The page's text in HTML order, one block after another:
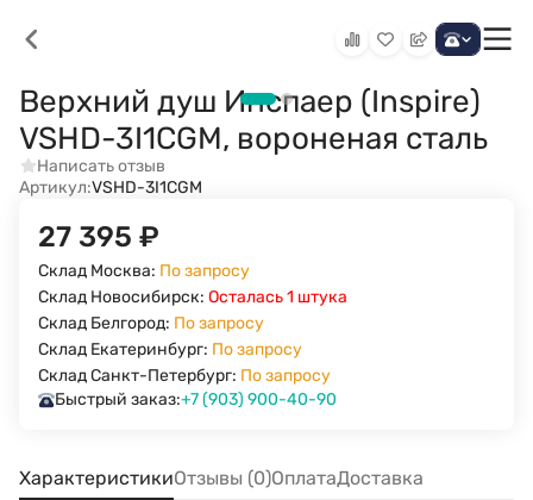
Верхний душ Инспаер (Inspire)
VSHD-3I1CGM, вороненая сталь
Написать отзыв
Артикул:VSHD-3I1CGM
27 395 ₽
Склад Москва: По запросу
Склад Новосибирск: Осталась 1 штука
Склад Белгород: По запросу
Склад Екатеринбург: По запросу
Склад Санкт-Петербург: По запросу
Быстрый заказ:+7 (903) 900-40-90
ХарактеристикиОтзывы (0)ОплатаДоставка